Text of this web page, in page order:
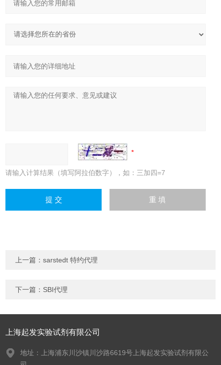
请输入计算结果（填写阿拉伯数字），如：三加四=7
上一篇：sarstedt 特约代理
下一篇： SBI代理
上海起发实验试剂有限公司
地址：上海浦东川沙镇川沙路6619号上海起发实验试剂有限公